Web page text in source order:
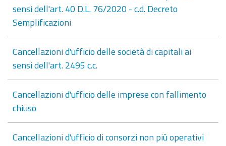
sensi dell'art. 40 D.L. 76/2020 - c.d. Decreto
Semplificazioni
Cancellazioni d'ufficio delle società di capitali ai
sensi dell'art. 2495 c.c.
Cancellazioni d'ufficio delle imprese con fallimento
chiuso
Cancellazioni d'ufficio di consorzi non più operativi